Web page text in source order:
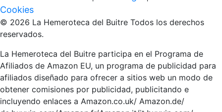
Cookies
© 2026 La Hemeroteca del Buitre Todos los derechos
reservados.
La Hemeroteca del Buitre participa en el Programa de
Afiliados de Amazon EU, un programa de publicidad para
afiliados diseñado para ofrecer a sitios web un modo de
obtener comisiones por publicidad, publicitando e
incluyendo enlaces a Amazon.co.uk/ Amazon.de/